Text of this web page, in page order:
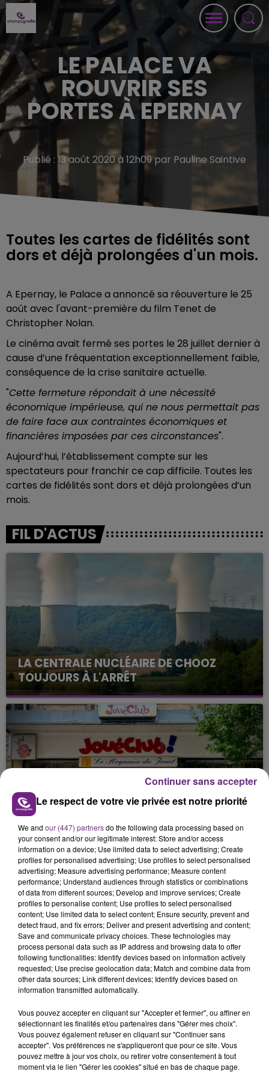
LE PALACE VA
ROUVRIR SES
PORTES À EPERNAY
Publié : 13 août 2020 à 12h09 par Pauline Saintive
Toutes les cartes de fidélités sont
dors et déjà prolongées d'un mois.
A Epernay, le Palace a annoncé sa réouverture le 25
août avec l'avant-première du film Tenet de
Christopher Nolan.
Le cinéma avait fermé ses portes le 28 juillet dernier à
cause d’une fréquentation exceptionnellement faible,
conséquence de la crise sanitaire actuelle.
"Cette fermeture répondait à une nécessité
économique impérieuse, qui ne nous permettait pas
de faire face aux contraintes économiques et
financières imposées par ces circonstances".
Aujourd’hui, l’établissement compte sur les
spectateurs pour franchir ce cap difficile. Toutes les
cartes de fidélités sont dors et déjà prolongées d’un
mois.
FIL D'ACTUS
LA CENTRALE NUCLÉAIRE DE CHOOZ
TOUJOURS À L'ARRÊT
Cela fait déjà une semaine que la centrale
nucléaire ardennaise est à l'arrêt. Une situation
justifiée par la sécheresse intense qui est toujours
présente.
LE MAGASIN JOUÉCLUB DE REIMS FERME
SES PORTES
C'était l'une des institutions du centre-ville
rémois. Le magasin JouéClub est contraint de
fermer ses portes.
TITRES DIFFUSÉS
11h48
11h48
TOVE LO & STROMAE
Des Fleurs
11h44
11h44
PRAS
Ghetto Supastar
Le respect de votre vie privée est notre priorité
We and our (447) partnersdo the following data processing based on
your consent and/or our legitimate interest: Store and/or access
information on a device; Use limited data to select advertising; Create
profiles for personalised advertising; Use profiles to select personalised
advertising; Measure advertising performance; Measure content
performance; Understand audiences through statistics or combinations
of data from different sources; Develop and improve services; Create
profiles to personalise content; Use profiles to select personalised
content; Use limited data to select content; Ensure security, prevent and
detect fraud, and fix errors; Deliver and present advertising and content;
Save and communicate privacy choices. These technologies may
process personal data such as IP address and browsing data to offer
following functionalities: Identify devices based on information actively
requested; Use precise geolocation data; Match and combine data from
other data sources; Link different devices; Identify devices based on
information transmitted automatically.
Vous pouvez accepter en cliquant sur "Accepter et fermer", ou affiner en
sélectionnant les finalités et/ou partenaires dans "Gérer mes choix".
Vous pouvez également refuser en cliquant sur "Continuer sans
accepter". Vos préférences ne s'appliqueront que pour ce site. Vous
pouvez mettre à jour vos choix, ou retirer votre consentement à tout
moment via le lien "Gérer les cookies" situé en bas de chaque page.
Continuer sans accepter